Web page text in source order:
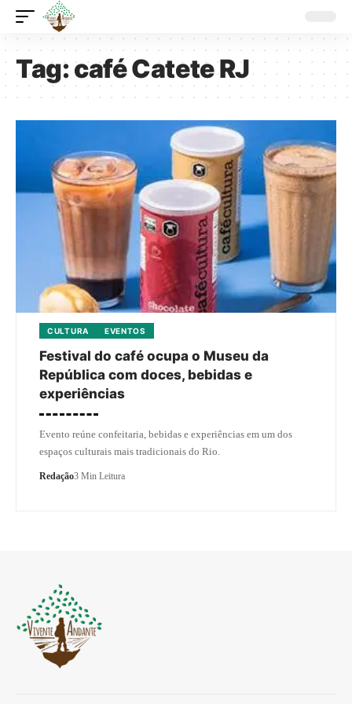
Tag:café Catete RJ
CULTURA EVENTOS
Festival do café ocupa o Museu da
República com doces, bebidas e
experiências
Evento reúne confeitaria, bebidas e experiências em um dos
espaços culturais mais tradicionais do Rio.
Redação3 Min Leitura